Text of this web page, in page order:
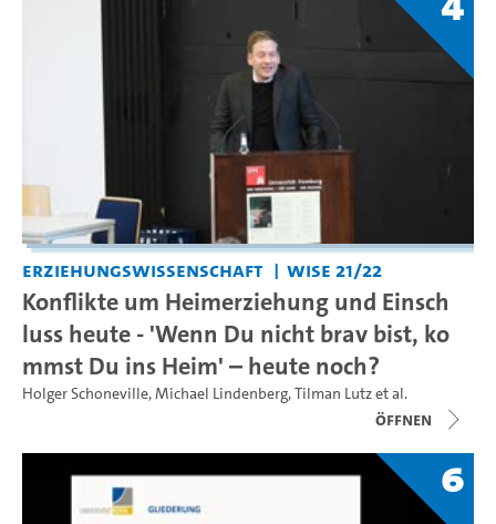
Erziehungswissenschaft WiSe 21/22
Konflikte um Heimerziehung und Einsch
luss heute - 'Wenn Du nicht brav bist, ko
mmst Du ins Heim' – heute noch?
Holger Schoneville,Michael Lindenberg,Tilman Lutzet al.
Öffnen
6